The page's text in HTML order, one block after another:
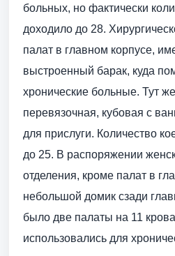
больных, но фактически
доходило до 28.
палат в главном корпусе,
выстроенный барак, куда
хронические больные. Тут
перевязочная, кубовая с
для прислуги. Количество
до 25. В распоряжении
отделения, кроме палат в
небольшой домик сзади
было две палаты на 11
использовались для